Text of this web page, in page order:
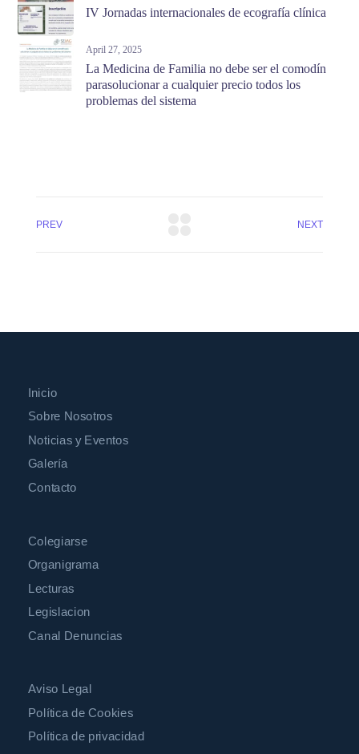
IV Jornadas internacionales de ecografía clínica
April 27, 2025
La Medicina de Familia no debe ser el comodín
parasolucionar a cualquier precio todos los
problemas del sistema
PREV NEXT
Inicio
Sobre Nosotros
Noticias y Eventos
Galería
Contacto
Colegiarse
Organigrama
Lecturas
Legislacion
Canal Denuncias
Aviso Legal
Política de Cookies
Política de privacidad